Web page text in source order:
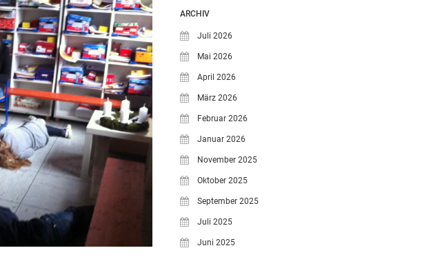
ARCHIV
Juli 2026
Mai 2026
April 2026
März 2026
Februar 2026
Januar 2026
November 2025
Oktober 2025
September 2025
Juli 2025
Juni 2025